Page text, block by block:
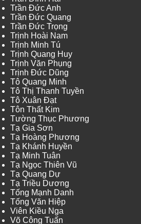
Trần Đức Anh
Trần Đức Quang
Trần Đức Trọng
Trịnh Hoài Nam
Trịnh Minh Tú
Trịnh Quang Huy
Trịnh Văn Phụng
Trịnh Đức Dũng
Tô Quang Minh
Tô Thị Thanh Tuyền
Tô Xuân Đạt
Tôn Thất Kim
Tường Thục Phương
Tạ Gia Sơn
Tạ Hoàng Phương
Tạ Khánh Huyền
Tạ Minh Tuân
Tạ Ngọc Thiên Vũ
Tạ Quang Dự
Tạ Triều Dương
Tống Mạnh Danh
Tống Văn Hiệp
Viên Kiều Nga
Võ Công Tuấn